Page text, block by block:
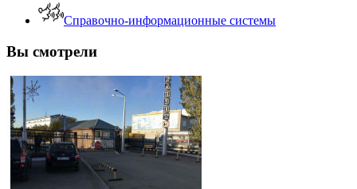
Справочно-информационные системы
Вы смотрели